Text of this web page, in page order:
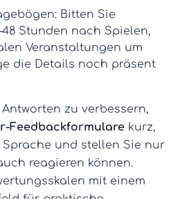
Bitten Sie
Stunden nach Spielen,
Veranstaltungen um
die Details noch präsent
zu verbessern,
Feedbackformulare kurz,
und stellen Sie nur
reagieren können.
mit einem